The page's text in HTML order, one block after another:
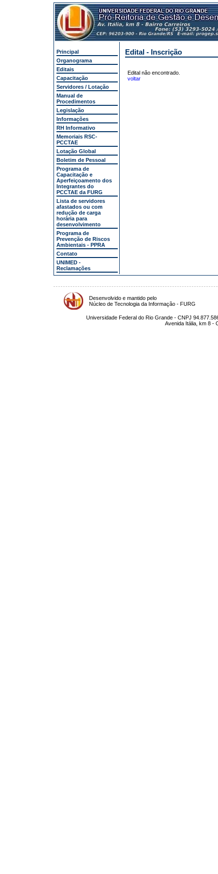
Principal
Organograma
Editais
Capacitação
Servidores / Lotação
Manual de
Procedimentos
Legislação
Informações
RH Informativo
Memoriais RSC-
PCCTAE
Lotação Global
Boletim de Pessoal
Programa de
Capacitação e
Aperfeiçoamento dos
Integrantes do
PCCTAE da FURG
Lista de servidores
afastados ou com
redução de carga
horária para
desenvolvimento
Programa de
Prevenção de Riscos
Ambientais - PPRA
Contato
UNIMED -
Reclamações
Edital - Inscrição
Edital não encontrado.
voltar
Desenvolvido e mantido pelo
Núcleo de Tecnologia da Informação - FURG
Universidade Federal do Rio Grande - CNPJ
Avenida Itália, km 8 -